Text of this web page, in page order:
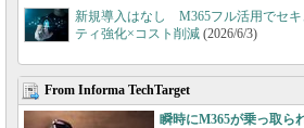
新規導入はなし M365フル活用でセキ
ティ強化×コスト削減 (2026/6/3)
From Informa TechTarget
瞬時にM365が乗っ取ら